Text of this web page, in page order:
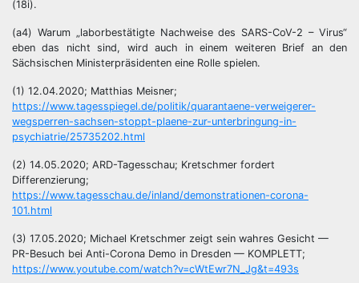
(18i).
(a4) Warum „laborbestätigte Nachweise des SARS-CoV-2 – Virus“
eben das nicht sind, wird auch in einem weiteren Brief an den
Sächsischen Ministerpräsidenten eine Rolle spielen.
(1) 12.04.2020; Matthias Meisner;
https://www.tagesspiegel.de/politik/quarantaene-verweigerer-
wegsperren-sachsen-stoppt-plaene-zur-unterbringung-in-
psychiatrie/25735202.html
(2) 14.05.2020; ARD-Tagesschau; Kretschmer fordert
Differenzierung;
https://www.tagesschau.de/inland/demonstrationen-corona-
101.html
(3) 17.05.2020; Michael Kretschmer zeigt sein wahres Gesicht —
PR-Besuch bei Anti-Corona Demo in Dresden — KOMPLETT;
https://www.youtube.com/watch?v=cWtEwr7N_Jg&t=493s